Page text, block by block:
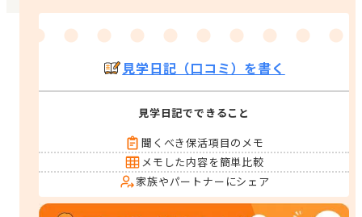
見学日記（口コミ）を書く
見学日記でできること
聞くべき保活項目のメモ
メモした内容を簡単比較
家族やパートナーにシェア